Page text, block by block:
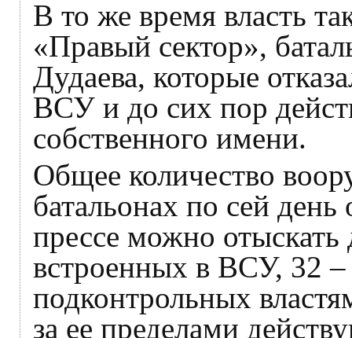
В то же время власть
«Правый сектор»,
Дудаева, которые
ВСУ и до сих пор
собственного имени.
Общее количество
батальонах по сей
прессе можно
встроенных в ВСУ, 32
подконтрольных
за ее пределами